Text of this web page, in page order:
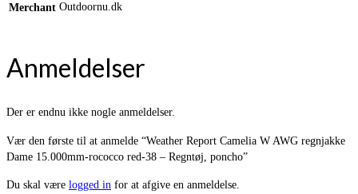
Merchant Outdoornu.dk
Anmeldelser
Der er endnu ikke nogle anmeldelser.
Vær den første til at anmelde “Weather Report Camelia W AWG regnjakke
Dame 15.000mm-rococco red-38 – Regntøj, poncho”
Du skal være logged in for at afgive en anmeldelse.